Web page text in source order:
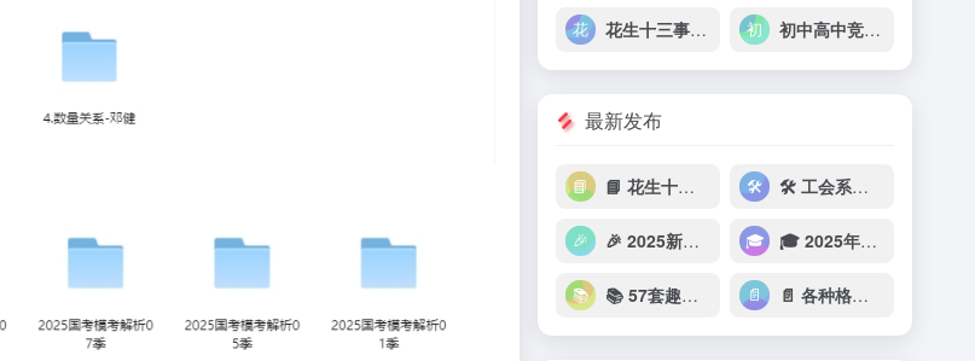
花生十三事业单位职测能力套题冲刺 初中高中竞赛专题超级资料大全15.6GB
最新发布
📘 花生十三&飞扬《2025上半年公考笔试套题冲刺班》 🛠 工会系统考试【资料+视频】
🎉 2025新年贺卡模板合集 🎓 2025年考研复试必备资料（复试流程+英语+专业课）
📚 57套趣味游戏英语教学PPT 📄 各种格式的纸（PDF）